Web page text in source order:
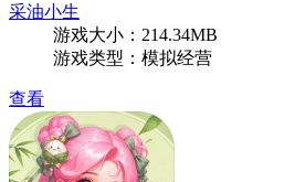
采油小生
游戏大小：214.34MB
游戏类型：模拟经营
查看